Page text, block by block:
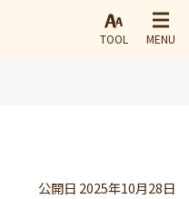
TOOL MENU
公開日 2025年10月28日